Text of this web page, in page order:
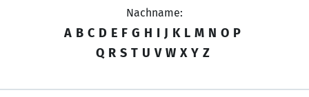
Nachname:
A B C D E F G H I J K L M N O P
Q R S T U V W X Y Z